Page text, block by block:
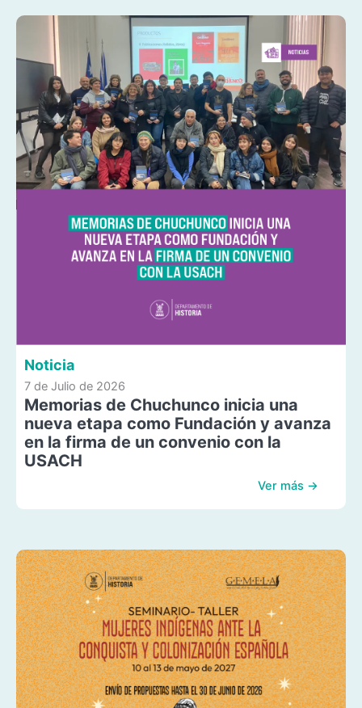
Noticia
7 de Julio de 2026
Memorias de Chuchunco inicia una
nueva etapa como Fundación y avanza
en la firma de un convenio con la
USACH
Ver más →